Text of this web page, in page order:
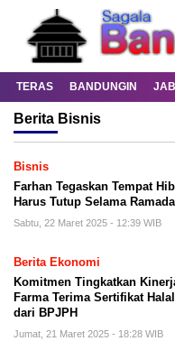
TERAS BANDUNGIN
Berita Bisnis
Bisnis
Farhan Tegaskan Tempat
Harus Tutup Selama
Sabtu, 22 Maret 2025 - 12:39 WIB
Berita Ekonomi
Komitmen Tingkatkan
Farma Terima Sertifikat
dari BPJPH
Jumat, 21 Maret 2025 - 18:28 WIB